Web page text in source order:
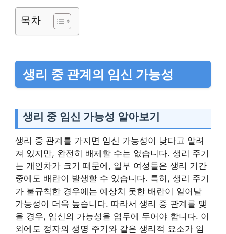
목차
생리 중 관계의 임신 가능성
생리 중 임신 가능성 알아보기
생리 중 관계를 가지면 임신 가능성이 낮다고 알려
져 있지만, 완전히 배제할 수는 없습니다. 생리 주기
는 개인차가 크기 때문에, 일부 여성들은 생리 기간
중에도 배란이 발생할 수 있습니다. 특히, 생리 주기
가 불규칙한 경우에는 예상치 못한 배란이 일어날
가능성이 더욱 높습니다. 따라서 생리 중 관계를 맺
을 경우, 임신의 가능성을 염두에 두어야 합니다. 이
외에도 정자의 생명 주기와 같은 생리적 요소가 임